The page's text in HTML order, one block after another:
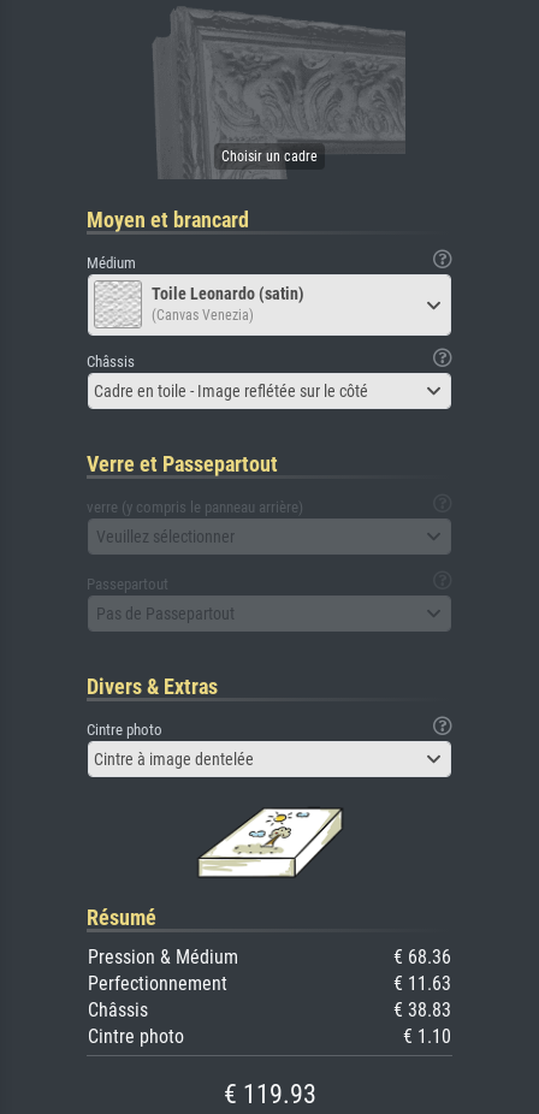
Moyen et brancard
Médium
Toile Leonardo (satin)
(Canvas Venezia)
Châssis
Cadre en toile - Image reflétée sur le côté
Verre et Passepartout
verre (y compris le panneau arrière)
Veuillez sélectionner
Passepartout
Pas de Passepartout
Divers & Extras
Cintre photo
Cintre à image dentelée
Résumé
Pression & Médium
€ 68.36
Perfectionnement
€ 11.63
Châssis
€ 38.83
Cintre photo
€ 1.10
€ 119.93